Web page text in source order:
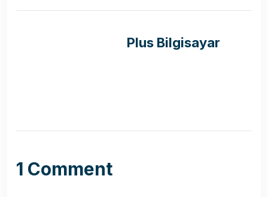
Plus Bilgisayar
1 Comment